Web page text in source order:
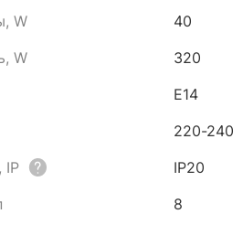
W
40
W
320
E14
220-240
IP
IP20
8